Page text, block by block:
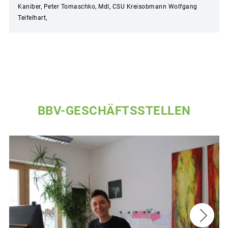
Kaniber, Peter Tomaschko, Mdl, CSU Kreisobmann Wolfgang
Teifelhart,
BBV-GESCHÄFTSSTELLEN